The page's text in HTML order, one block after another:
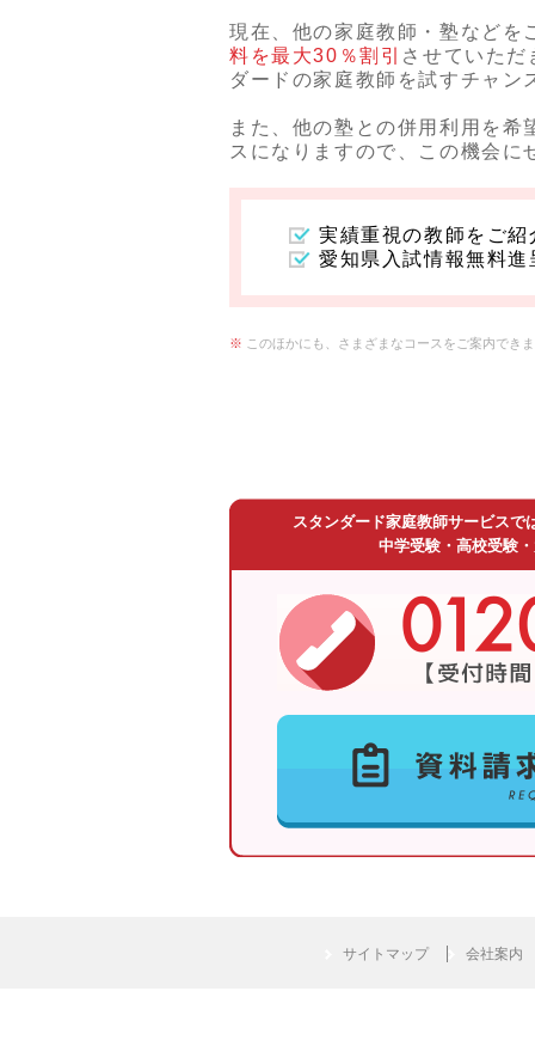
現在、他の家庭教師・塾などを
料を最大30％割引 させていた
ダードの家庭教師を試すチャン
また、他の塾との併用利用を
スになりますので、この機会
実績重視の教師をご紹
愛知県入試情報無料進
※ このほかにも、さまざまなコースをご案内でき
スタンダード家庭教師サービス
中学受験・高校受験
サイトマップ 会社案内